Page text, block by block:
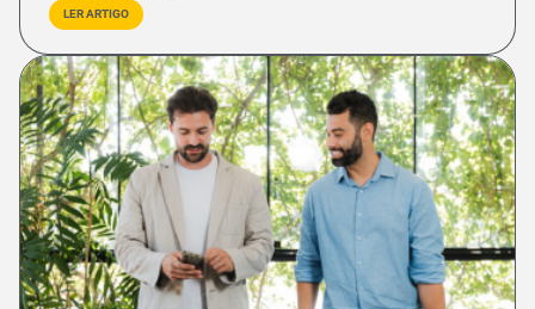
LER ARTIGO